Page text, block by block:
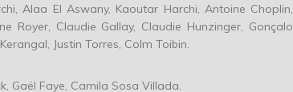
Alaa El Aswany, Kaoutar Harchi, Antoine Choplin,
Royer, Claudie Gallay, Claudie Hunzinger, Gonçalo
Justin Torres, Colm Toibin.
Gaël Faye, Camila Sosa Villada.